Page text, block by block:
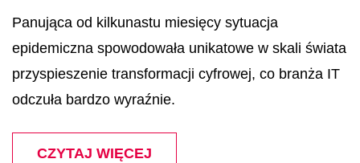
Panująca od kilkunastu miesięcy sytuacja
epidemiczna spowodowała unikatowe w skali świata
przyspieszenie transformacji cyfrowej, co branża IT
odczuła bardzo wyraźnie.
CZYTAJ WIĘCEJ